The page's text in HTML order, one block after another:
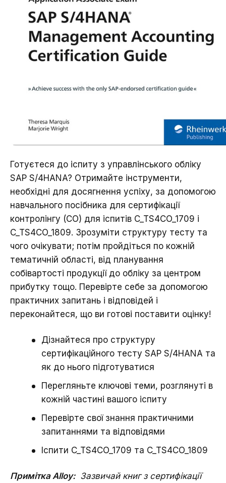
Готуєтеся до іспиту з управлінського обліку
SAP S/4HANA? Отримайте інструменти,
необхідні для досягнення успіху, за допомогою
навчального посібника для сертифікації
контролінгу (CO) для іспитів C_TS4CO_1709 і
C_TS4CO_1809. Зрозуміти структуру тесту та
чого очікувати; потім пройдіться по кожній
тематичній області, від планування
собівартості продукції до обліку за центром
прибутку тощо. Перевірте себе за допомогою
практичних запитань і відповідей і
переконайтеся, що ви готові поставити оцінку!
Дізнайтеся про структуру
сертифікаційного тесту SAP S/4HANA та
як до нього підготуватися
Перегляньте ключові теми, розглянуті в
кожній частині вашого іспиту
Перевірте свої знання практичними
запитаннями та відповідями
Іспити C_TS4CO_1709 та C_TS4CO_1809
Примітка Alloy:Зазвичай книг з сертифікації